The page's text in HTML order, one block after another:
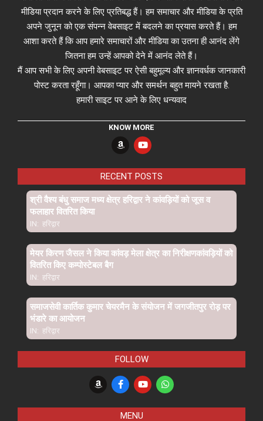
मीडिया प्रदान करने के लिए प्रतिबद्ध हैं। हम समाचार और मीडिया के प्रति
अपने जुनून को एक संपन्न वेबसाइट में बदलने का प्रयास करते हैं। हम
आशा करते हैं कि आप हमारे समाचारों और मीडिया का उतना ही आनंद लेंगे
जितना हम उन्हें आपको देने में आनंद लेते हैं।
मैं आप सभी के लिए अपनी वेबसाइट पर ऐसी बहुमूल्य और ज्ञानवर्धक जानकारी
पोस्ट करता रहूँगा। आपका प्यार और समर्थन बहुत मायने रखता है.
हमारी साइट पर आने के लिए धन्यवाद
KNOW MORE
RECENT POSTS
श्री वैश्य बंधु समाज मध्य क्षेत्र हरिद्वार ने कांवड़ियों को जूस व
फलाहार वितरित किया
IN: हरिद्वार
मेयर किरण जैसल ने किया कांवड़ मेला क्षेत्र का निरीक्षणकांवड़ियों को
वितरित किए कम्पोस्टेबल बैग
IN: हरिद्वार
समाजसेवी कार्तिक कुमार चेयरमैन के संयोजन में जगजीतपुर रोड़ पर
भंडारे का आयोजन
IN: हरिद्वार
FOLLOW
MENU